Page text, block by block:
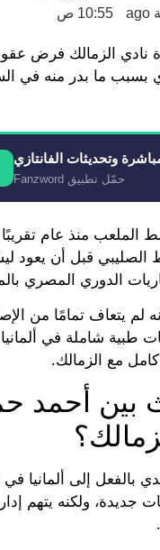
10:55 ص
الزمالك فرض
ما بدر منه في
وتحديثات الفانتازي
حمّل تطبيق Fanzword
الملعب منذ عام تقريبًا
الصليبي قبل أن يعود
الدوري المصري
لم يتعاف تمامًا من
طبية شاملة في
مع الزمالك.
بين أحمد
بالفعل إلى ألمانيا في
ولكنه يتهم